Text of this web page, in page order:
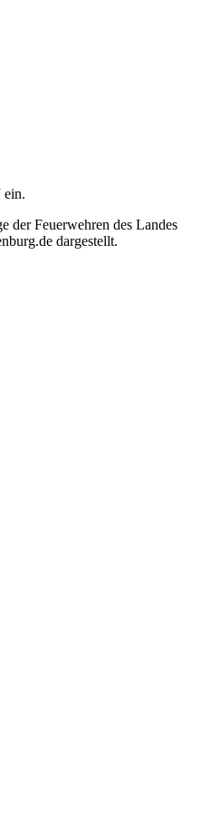
ein.
der Feuerwehren des Landes
dargestellt.